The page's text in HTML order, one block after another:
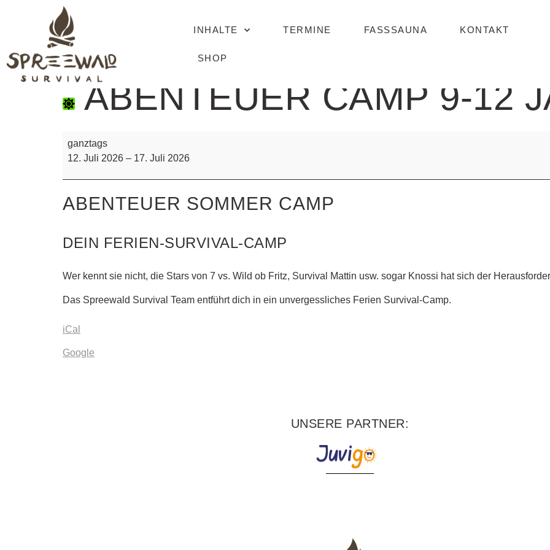
INHALTE TERMINE FASSSAUNA KONTAKT
SHOP
ABENTEUER CAMP 9-12
ganztags
12. Juli 2026 – 17. Juli 2026
ABENTEUER SOMMER CAMP
DEIN FERIEN-SURVIVAL-CAMP
Wer kennt sie nicht, die Stars von 7 vs. Wild ob Fritz, Survival Mattin usw. sogar Knossi hat sich der
Das Spreewald Survival Team entführt dich in ein unvergessliches Ferien Survival-Camp.
iCal
Google
UNSERE PARTNER: